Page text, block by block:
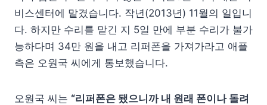
비스센터에 맡겼습니다. 작년(2013년) 11월의 일입니
다. 하지만 수리를 맡긴 지 5일 만에 부분 수리가 불가
능하다며 34만 원을 내고 리퍼폰을 가져가라고 애플
측은 오원국 씨에게 통보했습니다.
오원국 씨는 “리퍼폰은 됐으니까 내 원래 폰이나 돌려